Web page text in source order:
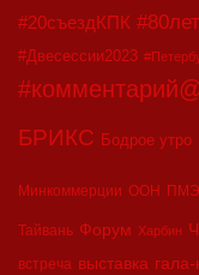
#20съездКПК
#Двесессии2023
БРИКС Бодрое утро
Минкоммерции ООН
Тайвань Форум Харбин
встреча выставка